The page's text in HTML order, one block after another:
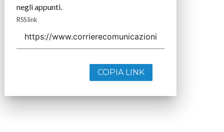
negli appunti.
RSS link
COPIA LINK